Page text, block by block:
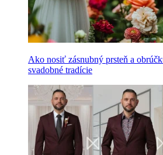
Ako nosiť zásnubný prsteň a
svadobné tradície